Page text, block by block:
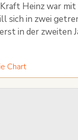
Heinz war
sich in zwei
in der zweiten
Chart